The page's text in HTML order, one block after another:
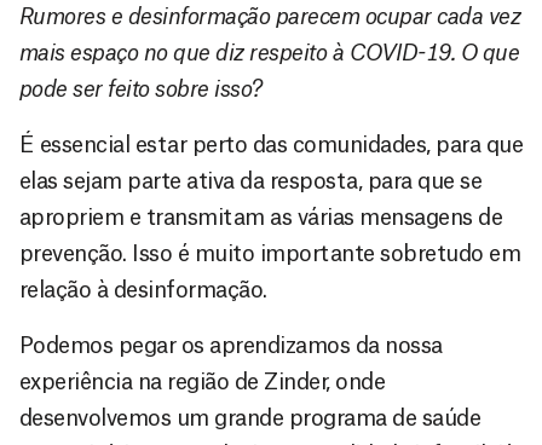
Rumores e desinformação parecem ocupar cada vez
mais espaço no que diz respeito à COVID-19. O que
pode ser feito sobre isso?
É essencial estar perto das comunidades, para que
elas sejam parte ativa da resposta, para que se
apropriem e transmitam as várias mensagens de
prevenção. Isso é muito importante sobretudo em
relação à desinformação.
Podemos pegar os aprendizamos da nossa
experiência na região de Zinder, onde
desenvolvemos um grande programa de saúde